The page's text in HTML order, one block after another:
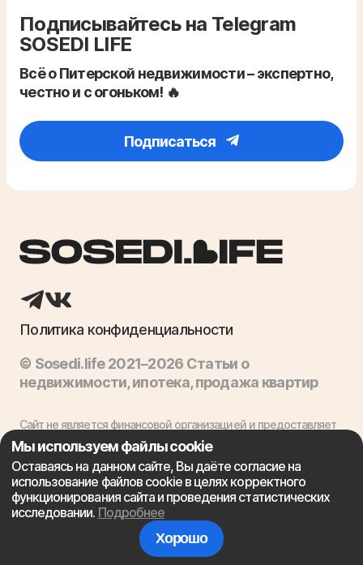
Подписывайтесь на Telegram
SOSEDI LIFE
Всё о Питерской недвижимости – экспертно,
честно и с огоньком! 🔥
Подписаться
Политика конфиденциальности
© Sosedi.life 2021–2026 Статьи о
недвижимости, ипотека, продажа квартир
Сайт не является финансовой организацией и предоставляет
лишь посреднические консультационные услуги, связанные с
ипотекой. Выдачей ипотечных кредитов занимаются
соответствующие финансовые учреждения.
Мы используем файлы cookie
Оставаясь на данном сайте, Вы даёте согласие на
использование файлов cookie в целях корректного
функционирования сайта и проведения статистических
исследовании. Подробнее
Хорошо